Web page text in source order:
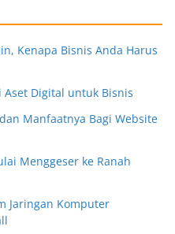
Kenapa Bisnis Anda Harus
Aset Digital untuk Bisnis
Manfaatnya Bagi Website
Menggeser ke Ranah
Jaringan Komputer